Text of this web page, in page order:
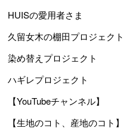
HUISの愛用者さま
久留女木の棚田プロジェクト
染め替えプロジェクト
ハギレプロジェクト
【YouTubeチャンネル】
【生地のコト、産地のコト】